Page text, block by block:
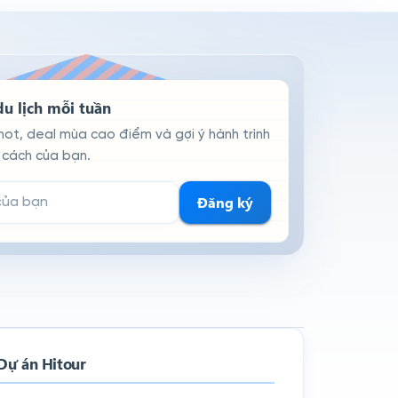
lịch mỗi tuần
deal mùa cao điểm và gợi ý hành trình
của bạn.
tin
Đăng ký
án Hitour